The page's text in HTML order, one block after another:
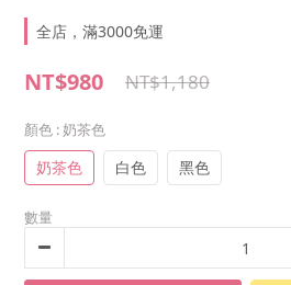
全店，滿3000免運
NT$980 NT$1,180
顏色 : 奶茶色
奶茶色 白色 黑色
數量